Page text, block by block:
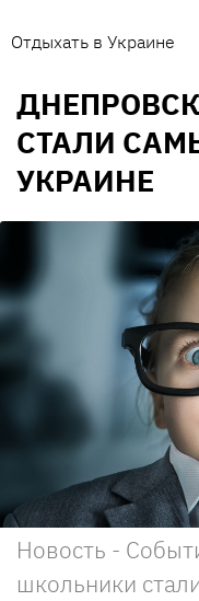
Отдыхать в Украине
СТАЛИ
УКРАИНЕ
Новость -
школьники